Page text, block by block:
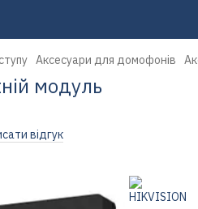
Аксесуари для домофонів
модуль
відгук